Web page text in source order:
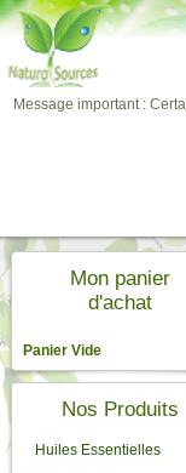
Message important :
Mon panier
d'achat
Panier Vide
Nos Produits
Huiles Essentielles